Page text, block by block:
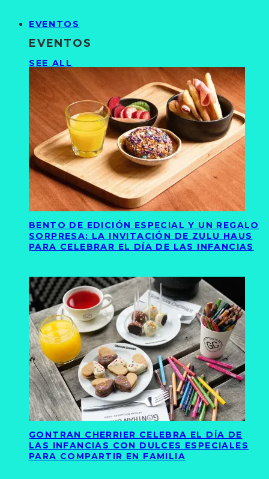
EVENTOS
EVENTOS
SEE ALL
BENTO DE EDICIÓN ESPECIAL Y UN REGALO
SORPRESA: LA INVITACIÓN DE ZULU HAUS
PARA CELEBRAR EL DÍA DE LAS INFANCIAS
GONTRAN CHERRIER CELEBRA EL DÍA DE
LAS INFANCIAS CON DULCES ESPECIALES
PARA COMPARTIR EN FAMILIA